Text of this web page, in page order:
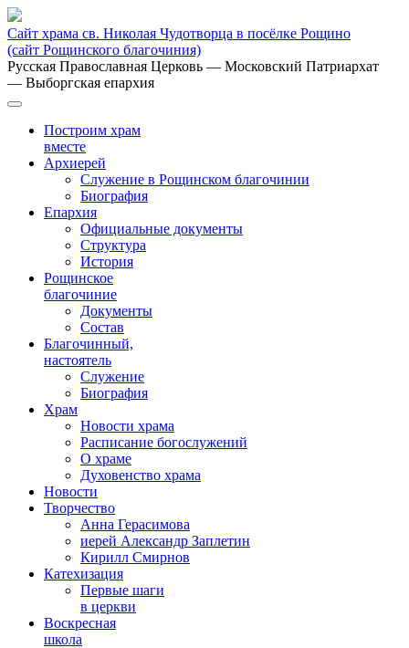
Сайт храма св. Николая Чудотворца в посёлке Рощино
(сайт Рощинского благочиния)
Русская Православная Церковь — Московский Патриархат
— Выборгская епархия
Построим храм
вместе
Архиерей
Служение в Рощинском благочинии
Биография
Епархия
Официальные документы
Структура
История
Рощинское
благочиние
Документы
Состав
Благочинный,
настоятель
Служение
Биография
Храм
Новости храма
Расписание богослужений
О храме
Духовенство храма
Новости
Творчество
Анна Герасимова
иерей Александр Заплетин
Кирилл Смирнов
Катехизация
Первые шаги
в церкви
Воскресная
школа